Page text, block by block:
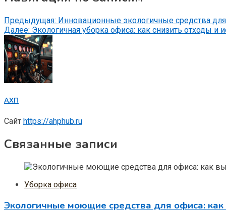
Предыдущая: Инновационные экологичные средства
Далее: Экологичная уборка офиса: как снизить отходы и
АХП
Сайт https://ahphub.ru
Связанные записи
Уборка офиса
Экологичные моющие средства для офиса: